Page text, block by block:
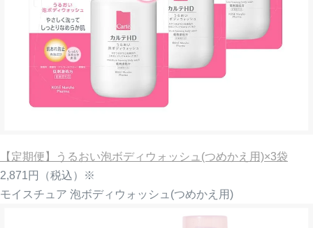
【定期便】うるおい泡ボディウォッシュ(つめかえ用)×3袋
2,871円
（税込）※
モイスチュア 泡ボディウォッシュ(つめかえ用)